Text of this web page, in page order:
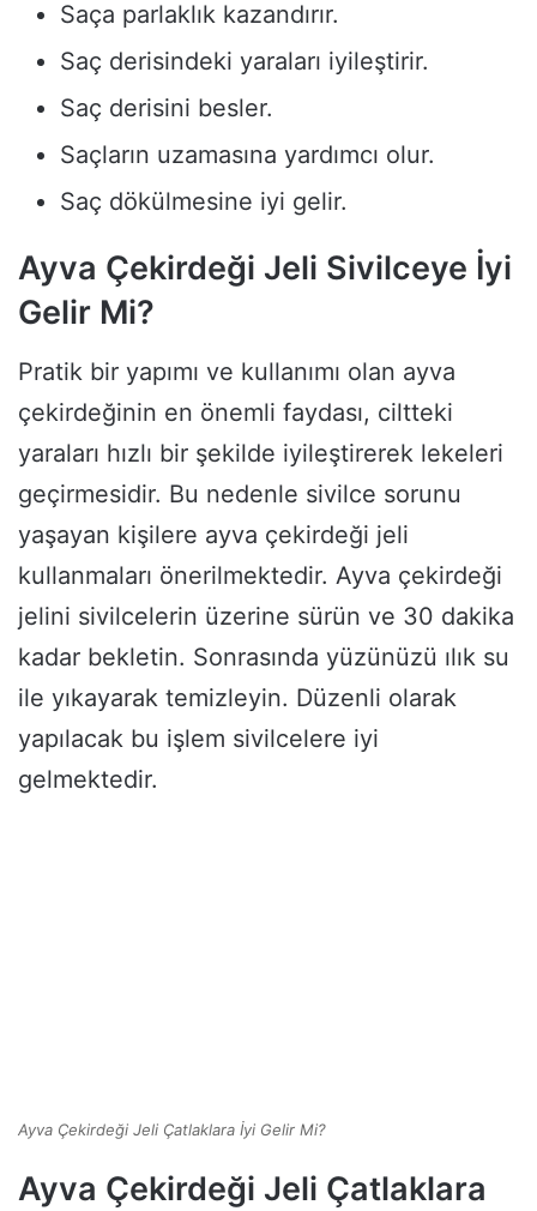
Saça parlaklık kazandırır.
Saç derisindeki yaraları iyileştirir.
Saç derisini besler.
Saçların uzamasına yardımcı olur.
Saç dökülmesine iyi gelir.
Ayva Çekirdeği Jeli Sivilceye İyi
Gelir Mi?
Pratik bir yapımı ve kullanımı olan ayva
çekirdeğinin en önemli faydası, ciltteki
yaraları hızlı bir şekilde iyileştirerek lekeleri
geçirmesidir. Bu nedenle sivilce sorunu
yaşayan kişilere ayva çekirdeği jeli
kullanmaları önerilmektedir. Ayva çekirdeği
jelini sivilcelerin üzerine sürün ve 30 dakika
kadar bekletin. Sonrasında yüzünüzü ılık su
ile yıkayarak temizleyin. Düzenli olarak
yapılacak bu işlem sivilcelere iyi
gelmektedir.
Ayva Çekirdeği Jeli Çatlaklara İyi Gelir Mi?
Ayva Çekirdeği Jeli Çatlaklara